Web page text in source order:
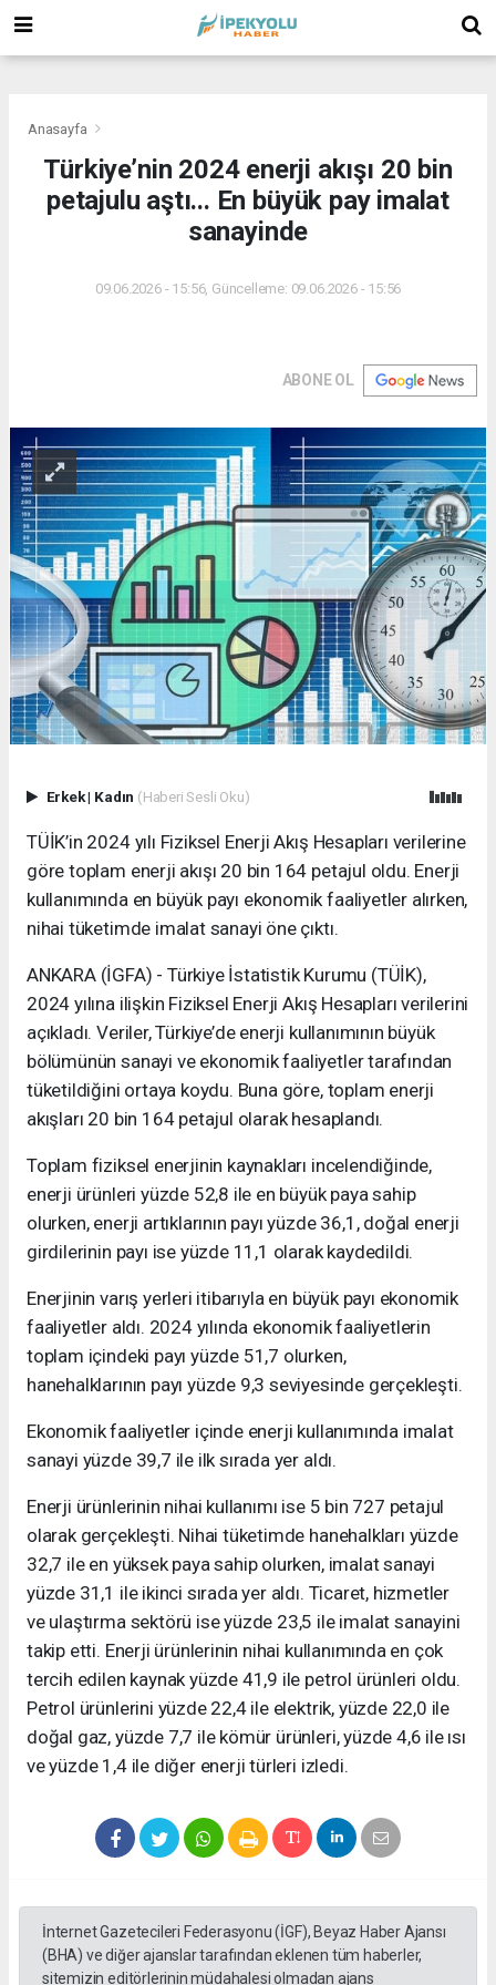
Anasayfa
Türkiye’nin 2024 enerji akışı 20 bin
petajulu aştı... En büyük pay imalat
sanayinde
09.06.2026 - 15:56, Güncelleme: 09.06.2026 - 15:56
ABONE OL
Erkek| Kadın (Haberi Sesli Oku)
TÜİK’in 2024 yılı Fiziksel Enerji Akış Hesapları verilerine
göre toplam enerji akışı 20 bin 164 petajul oldu. Enerji
kullanımında en büyük payı ekonomik faaliyetler alırken,
nihai tüketimde imalat sanayi öne çıktı.
ANKARA (İGFA) - Türkiye İstatistik Kurumu (TÜİK),
2024 yılına ilişkin Fiziksel Enerji Akış Hesapları verilerini
açıkladı. Veriler, Türkiye’de enerji kullanımının büyük
bölümünün sanayi ve ekonomik faaliyetler tarafından
tüketildiğini ortaya koydu. Buna göre, toplam enerji
akışları 20 bin 164 petajul olarak hesaplandı.
Toplam fiziksel enerjinin kaynakları incelendiğinde,
enerji ürünleri yüzde 52,8 ile en büyük paya sahip
olurken, enerji artıklarının payı yüzde 36,1, doğal enerji
girdilerinin payı ise yüzde 11,1 olarak kaydedildi.
Enerjinin varış yerleri itibarıyla en büyük payı ekonomik
faaliyetler aldı. 2024 yılında ekonomik faaliyetlerin
toplam içindeki payı yüzde 51,7 olurken,
hanehalklarının payı yüzde 9,3 seviyesinde gerçekleşti.
Ekonomik faaliyetler içinde enerji kullanımında imalat
sanayi yüzde 39,7 ile ilk sırada yer aldı.
Enerji ürünlerinin nihai kullanımı ise 5 bin 727 petajul
olarak gerçekleşti. Nihai tüketimde hanehalkları yüzde
32,7 ile en yüksek paya sahip olurken, imalat sanayi
yüzde 31,1 ile ikinci sırada yer aldı. Ticaret, hizmetler
ve ulaştırma sektörü ise yüzde 23,5 ile imalat sanayini
takip etti. Enerji ürünlerinin nihai kullanımında en çok
tercih edilen kaynak yüzde 41,9 ile petrol ürünleri oldu.
Petrol ürünlerini yüzde 22,4 ile elektrik, yüzde 22,0 ile
doğal gaz, yüzde 7,7 ile kömür ürünleri, yüzde 4,6 ile ısı
ve yüzde 1,4 ile diğer enerji türleri izledi.
İnternet Gazetecileri Federasyonu (İGF), Beyaz Haber Ajansı
(BHA) ve diğer ajanslar tarafından eklenen tüm haberler,
sitemizin editörlerinin müdahalesi olmadan ajans